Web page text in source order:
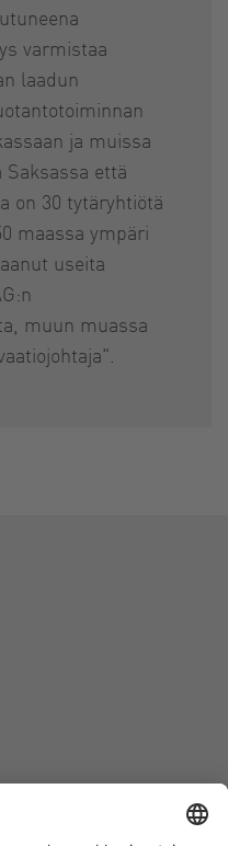
varmistaa
laadun
ja muissa
että
on 30 tytäryhtiötä
maassa ympäri
useita
muun muassa